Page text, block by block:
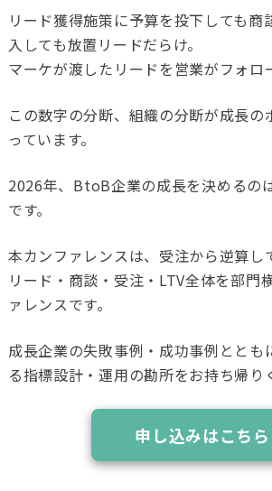
リード獲得施策に予算を投下しても商
入しても放置リードだらけ。
マーケが渡したリードを営業がフォ
この数字の分断、組織の分断が成長の
っています。
2026年、BtoB企業の成長を決めるの
です。
本カンファレンスは、受注から逆算し
リード・商談・受注・LTV全体を部門
ァレンスです。
成長企業の失敗事例・成功事例ととも
る指標設計・運用の勘所をお持ち帰り
申し込みはこちら